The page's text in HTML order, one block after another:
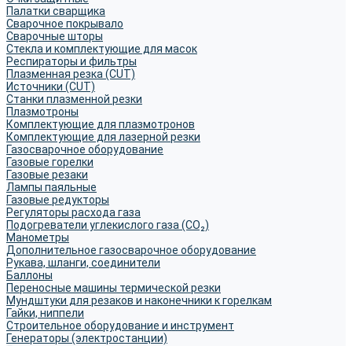
Палатки сварщика
Сварочное покрывало
Сварочные шторы
Стекла и комплектующие для масок
Респираторы и фильтры
Плазменная резка (CUT)
Источники (CUT)
Станки плазменной резки
Плазмотроны
Комплектующие для плазмотронов
Комплектующие для лазерной резки
Газосварочное оборудование
Газовые горелки
Газовые резаки
Лампы паяльные
Газовые редукторы
Регуляторы расхода газа
Подогреватели углекислого газа (CO₂)
Манометры
Дополнительное газосварочное оборудование
Рукава, шланги, соединители
Баллоны
Переносные машины термической резки
Мундштуки для резаков и наконечники к горелкам
Гайки, ниппели
Строительное оборудование и инструмент
Генераторы (электростанции)